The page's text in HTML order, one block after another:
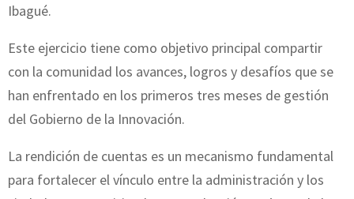
Ibagué.
Este ejercicio tiene como objetivo principal compartir
con la comunidad los avances, logros y desafíos que se
han enfrentado en los primeros tres meses de gestión
del Gobierno de la Innovación.
La rendición de cuentas es un mecanismo fundamental
para fortalecer el vínculo entre la administración y los